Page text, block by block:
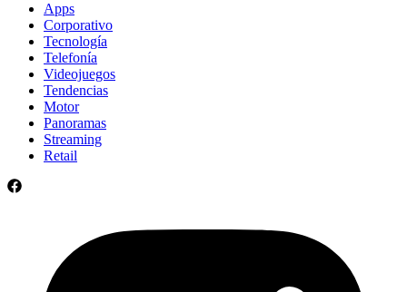
Apps
Corporativo
Tecnología
Telefonía
Videojuegos
Tendencias
Motor
Panoramas
Streaming
Retail